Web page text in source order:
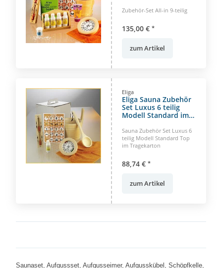
Zubehör-Set All-in 9-teilig
135,00 € *
zum Artikel
Eliga
Eliga Sauna Zubehör
Set Luxus 6 teilig
Modell Standard im
Saunaset
Sauna Zubehör Set Luxus 6
teilig Modell Standard Top
im Tragekarton
88,74 € *
zum Artikel
Saunaset, Aufgussset, Aufgusseimer, Aufgusskübel, Schöpfkelle,